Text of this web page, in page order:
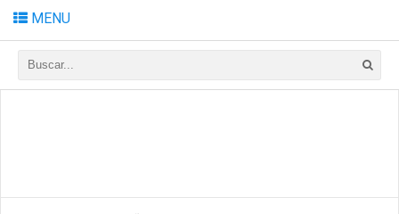
MENU